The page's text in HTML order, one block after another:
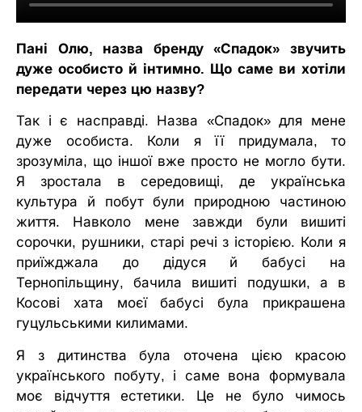
Пані Олю, назва бренду «Спадок» звучить
дуже особисто й інтимно. Що саме ви хотіли
передати через цю назву?
Так і є насправді. Назва «Спадок» для мене
дуже особиста. Коли я її придумала, то
зрозуміла, що іншої вже просто не могло бути.
Я зростала в середовищі, де українська
культура й побут були природною частиною
життя. Навколо мене завжди були вишиті
сорочки, рушники, старі речі з історією. Коли я
приїжджала до дідуся й бабусі на
Тернопільщину, бачила вишиті подушки, а в
Косові хата моєї бабусі була прикрашена
гуцульськими килимами.
Я з дитинства була оточена цією красою
українського побуту, і саме вона формувала
моє відчуття естетики. Це не було чимось